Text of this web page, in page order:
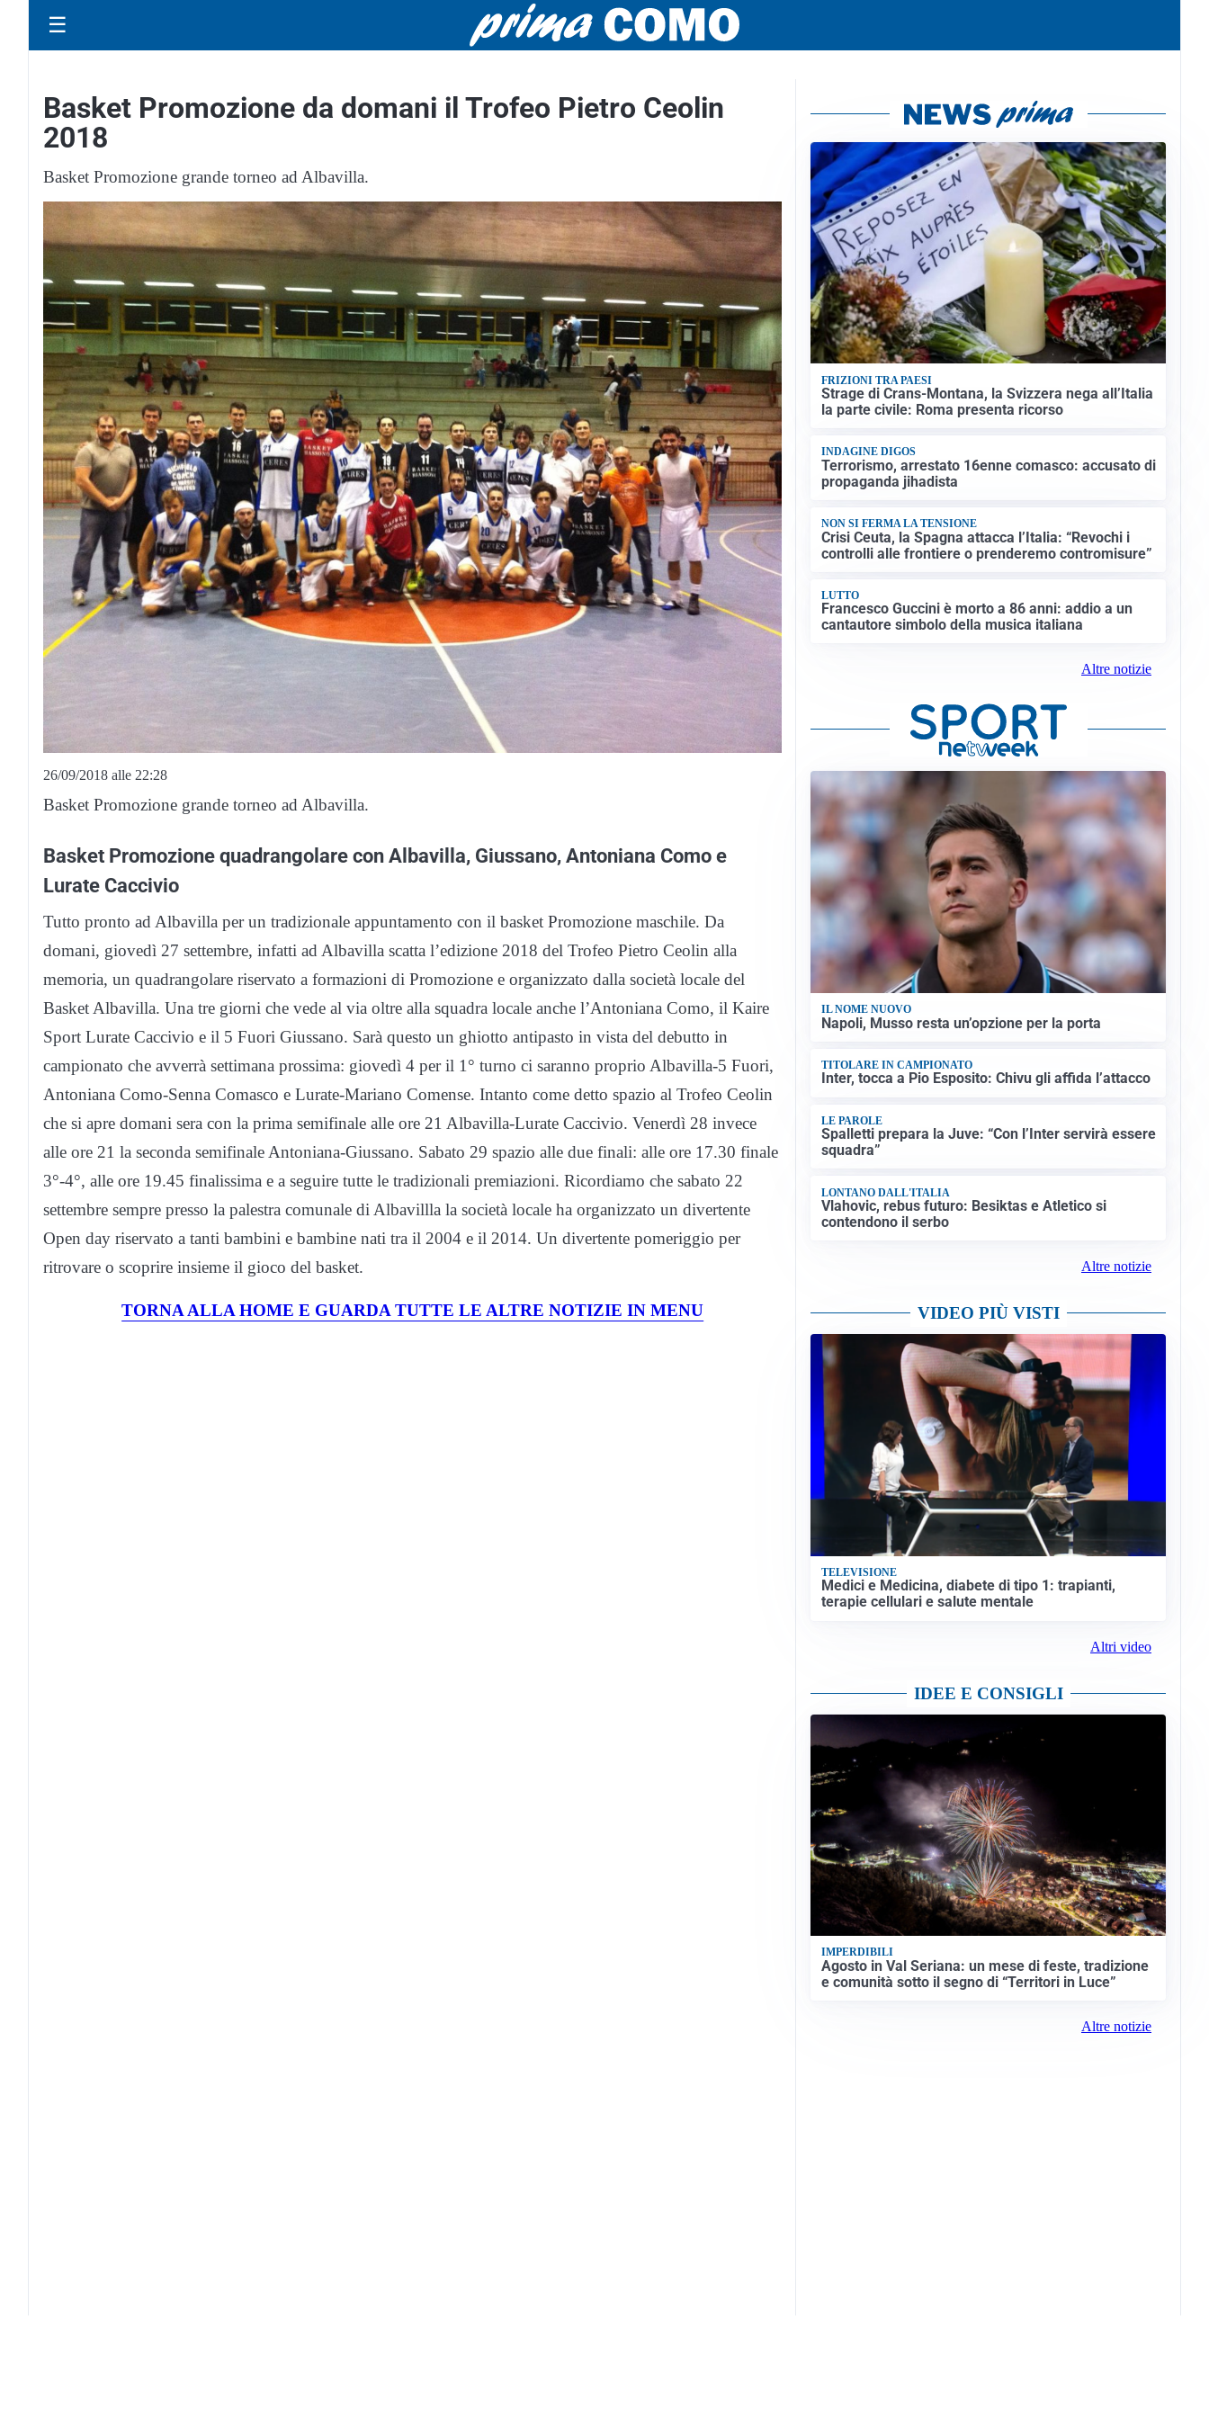
☰
Basket Promozione da domani il Trofeo Pietro Ceolin
2018
Basket Promozione grande torneo ad Albavilla.
26/09/2018 alle 22:28
Basket Promozione grande torneo ad Albavilla.
Basket Promozione quadrangolare con Albavilla, Giussano, Antoniana Como e
Lurate Caccivio
Tutto pronto ad Albavilla per un tradizionale appuntamento con il basket Promozione maschile. Da
domani, giovedì 27 settembre, infatti ad Albavilla scatta l’edizione 2018 del Trofeo Pietro Ceolin alla
memoria, un quadrangolare riservato a formazioni di Promozione e organizzato dalla società locale del
Basket Albavilla. Una tre giorni che vede al via oltre alla squadra locale anche l’Antoniana Como, il Kaire
Sport Lurate Caccivio e il 5 Fuori Giussano. Sarà questo un ghiotto antipasto in vista del debutto in
campionato che avverrà settimana prossima: giovedì 4 per il 1° turno ci saranno proprio Albavilla-5 Fuori,
Antoniana Como-Senna Comasco e Lurate-Mariano Comense. Intanto come detto spazio al Trofeo Ceolin
che si apre domani sera con la prima semifinale alle ore 21 Albavilla-Lurate Caccivio. Venerdì 28 invece
alle ore 21 la seconda semifinale Antoniana-Giussano. Sabato 29 spazio alle due finali: alle ore 17.30 finale
3°-4°, alle ore 19.45 finalissima e a seguire tutte le tradizionali premiazioni. Ricordiamo che sabato 22
settembre sempre presso la palestra comunale di Albavillla la società locale ha organizzato un divertente
Open day riservato a tanti bambini e bambine nati tra il 2004 e il 2014. Un divertente pomeriggio per
ritrovare o scoprire insieme il gioco del basket.
TORNA ALLA HOME E GUARDA TUTTE LE ALTRE NOTIZIE IN MENU
FRIZIONI TRA PAESI
Strage di Crans-Montana, la Svizzera nega all’Italia
la parte civile: Roma presenta ricorso
INDAGINE DIGOS
Terrorismo, arrestato 16enne comasco: accusato di
propaganda jihadista
NON SI FERMA LA TENSIONE
Crisi Ceuta, la Spagna attacca l’Italia: “Revochi i
controlli alle frontiere o prenderemo contromisure”
LUTTO
Francesco Guccini è morto a 86 anni: addio a un
cantautore simbolo della musica italiana
Altre notizie
IL NOME NUOVO
Napoli, Musso resta un’opzione per la porta
TITOLARE IN CAMPIONATO
Inter, tocca a Pio Esposito: Chivu gli affida l’attacco
LE PAROLE
Spalletti prepara la Juve: “Con l’Inter servirà essere
squadra”
LONTANO DALL'ITALIA
Vlahovic, rebus futuro: Besiktas e Atletico si
contendono il serbo
Altre notizie
VIDEO PIÙ VISTI
TELEVISIONE
Medici e Medicina, diabete di tipo 1: trapianti,
terapie cellulari e salute mentale
Altri video
IDEE E CONSIGLI
IMPERDIBILI
Agosto in Val Seriana: un mese di feste, tradizione
e comunità sotto il segno di “Territori in Luce”
Altre notizie